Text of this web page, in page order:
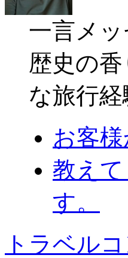
一言メ
歴史の
な旅行
お客
教え
す。
トラベル